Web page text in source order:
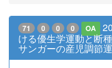
71 0 0 0 OA
ける優生学運動と断
サンガーの産児調節